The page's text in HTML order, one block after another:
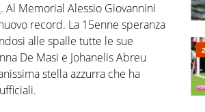
. Al Memorial Alessio Giovannini
record. La 15enne speranza
alle spalle tutte le sue
De Masi e Johanelis Abreu
stella azzurra che ha